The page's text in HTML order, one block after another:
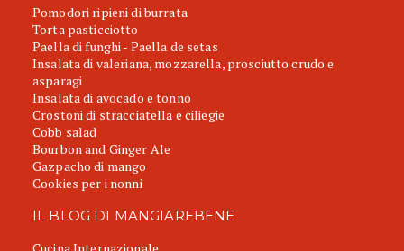
Pomodori ripieni di burrata
Torta pasticciotto
Paella di funghi - Paella de setas
Insalata di valeriana, mozzarella, prosciutto crudo e
asparagi
Insalata di avocado e tonno
Crostoni di stracciatella e ciliegie
Cobb salad
Bourbon and Ginger Ale
Gazpacho di mango
Cookies per i nonni
IL BLOG DI MANGIAREBENE